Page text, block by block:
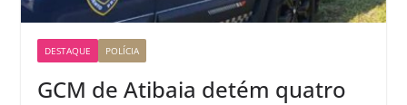
DESTAQUE POLÍCIA
GCM de Atibaia detém quatro